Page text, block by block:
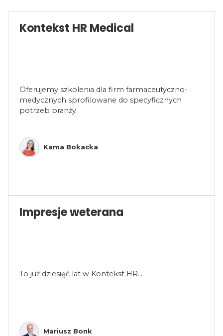
Kontekst HR Medical
Oferujemy szkolenia dla firm farmaceutyczno-
medycznych sprofilowane do specyficznych
potrzeb branży.
Kama Bokacka
Impresje weterana
To już dziesięć lat w Kontekst HR...
Mariusz Bonk